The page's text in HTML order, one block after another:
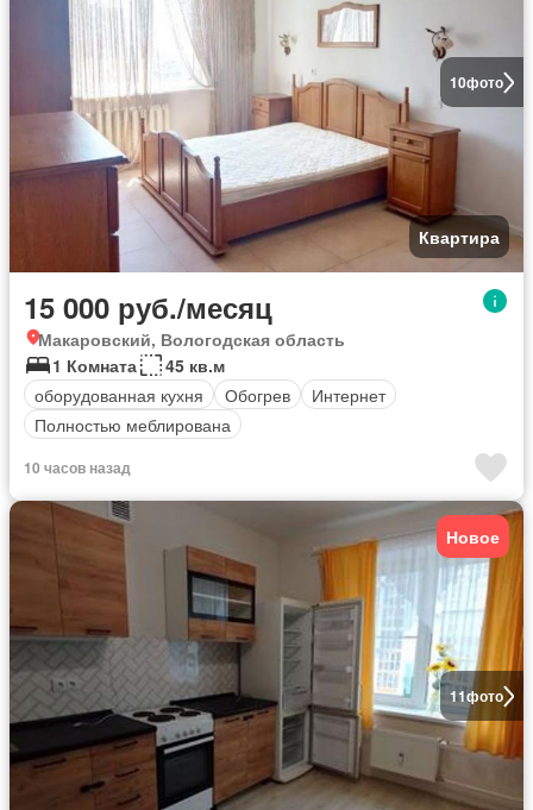
10фото
Квартира
15 000 руб./месяц
Макаровский, Вологодская область
1 Комната
45 кв.м
оборудованная кухня
Обогрев
Интернет
Полностью меблирована
10 часов назад
11фото
Новое